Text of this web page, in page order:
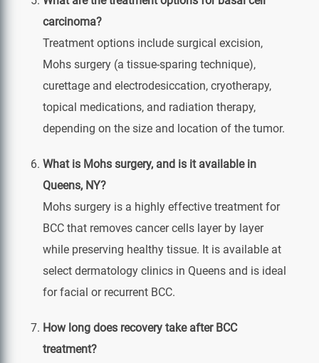
carcinoma?
Treatment options include surgical excision,
Mohs surgery (a tissue-sparing technique),
curettage and electrodesiccation, cryotherapy,
topical medications, and radiation therapy,
depending on the size and location of the tumor.
What is Mohs surgery, and is it available in
Queens, NY?
Mohs surgery is a highly effective treatment for
BCC that removes cancer cells layer by layer
while preserving healthy tissue. It is available at
select dermatology clinics in Queens and is ideal
for facial or recurrent BCC.
How long does recovery take after BCC
treatment?